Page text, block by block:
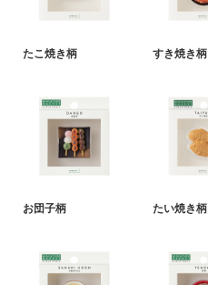
たこ焼き柄 すき焼き柄
お団子柄 たい焼き柄